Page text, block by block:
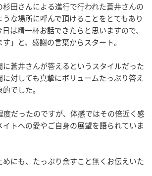
田さんによる進行で行われた蒼井さんの
うな場所に呼んで頂けることをとてもあり
は精一杯お話できたらと思いますので、
」と、感謝の言葉からスタート。
蒼井さんが答えるというスタイルだった
対しても真摯にボリュームたっぷり答え
でした。
度だったのですが、体感ではその倍近く感
イトへの愛やご自身の展望を語られていま
にも、たっぷり余すこと無くお伝えいた